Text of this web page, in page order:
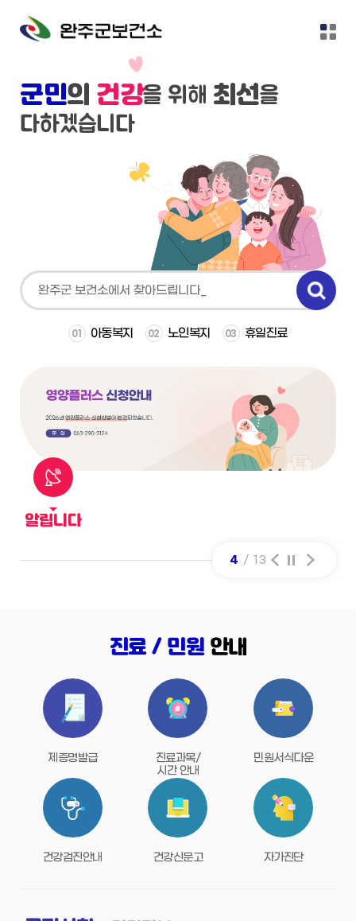
군민의 건강을 위해 최선을
다하겠습니다
01 아동복지 02 노인복지 03 휴일진료
4 / 13
알립니다
진료 / 민원안내
제증명발급
진료과목/
시간 안내
민원서식다운
건강검진안내 건강신문고 자가진단